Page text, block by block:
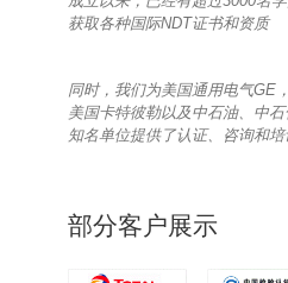
获取各种国际NDT证书和资质
同时，我们为美国通用电气GE
美国卡特彼勒以及中石油、中
知名单位提供了认证、咨询和培
部分客户展示